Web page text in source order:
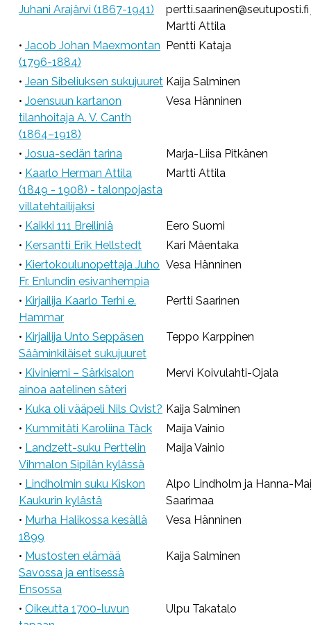
Juhani Arajärvi (1867-1941)
pertti.saarinen@seutuposti.fi
Martti Attila
• Jacob Johan Maexmontan
(1796-1884)
Pentti Kataja
• Jean Sibeliuksen sukujuuret Kaija Salminen
• Joensuun kartanon
tilanhoitaja A. V. Canth
(1864–1918)
Vesa Hänninen
• Josua-sedän tarina
Marja-Liisa Pitkänen
• Kaarlo Herman Attila
(1849 - 1908) - talonpojasta
villatehtailijaksi
Martti Attila
• Kaikki 111 Breiliniä
Eero Suomi
• Kersantti Erik Hellstedt
Kari Mäentaka
• Kiertokoulunopettaja Juho
Fr. Enlundin esivanhempia
Vesa Hänninen
• Kirjailija Kaarlo Terhi e.
Hammar
Pertti Saarinen
• Kirjailija Unto Seppäsen
Sääminkiläiset sukujuuret
Teppo Karppinen
• Kiviniemi – Särkisalon
ainoa aatelinen säteri
Mervi Koivulahti-Ojala
• Kuka oli vääpeli Nils Qvist? Kaija Salminen
• Kummitäti Karoliina Täck
Maija Vainio
• Landzett-suku Perttelin
Vihmalon Sipilän kylässä
Maija Vainio
• Lindholmin suku Kiskon
Kaukurin kylästä
Alpo Lindholm ja Hanna-
Saarimaa
• Murha Halikossa kesällä
1899
Vesa Hänninen
• Mustosten elämää
Savossa ja entisessä
Ensossa
Kaija Salminen
• Oikeutta 1700-luvun
Ulpu Takatalo